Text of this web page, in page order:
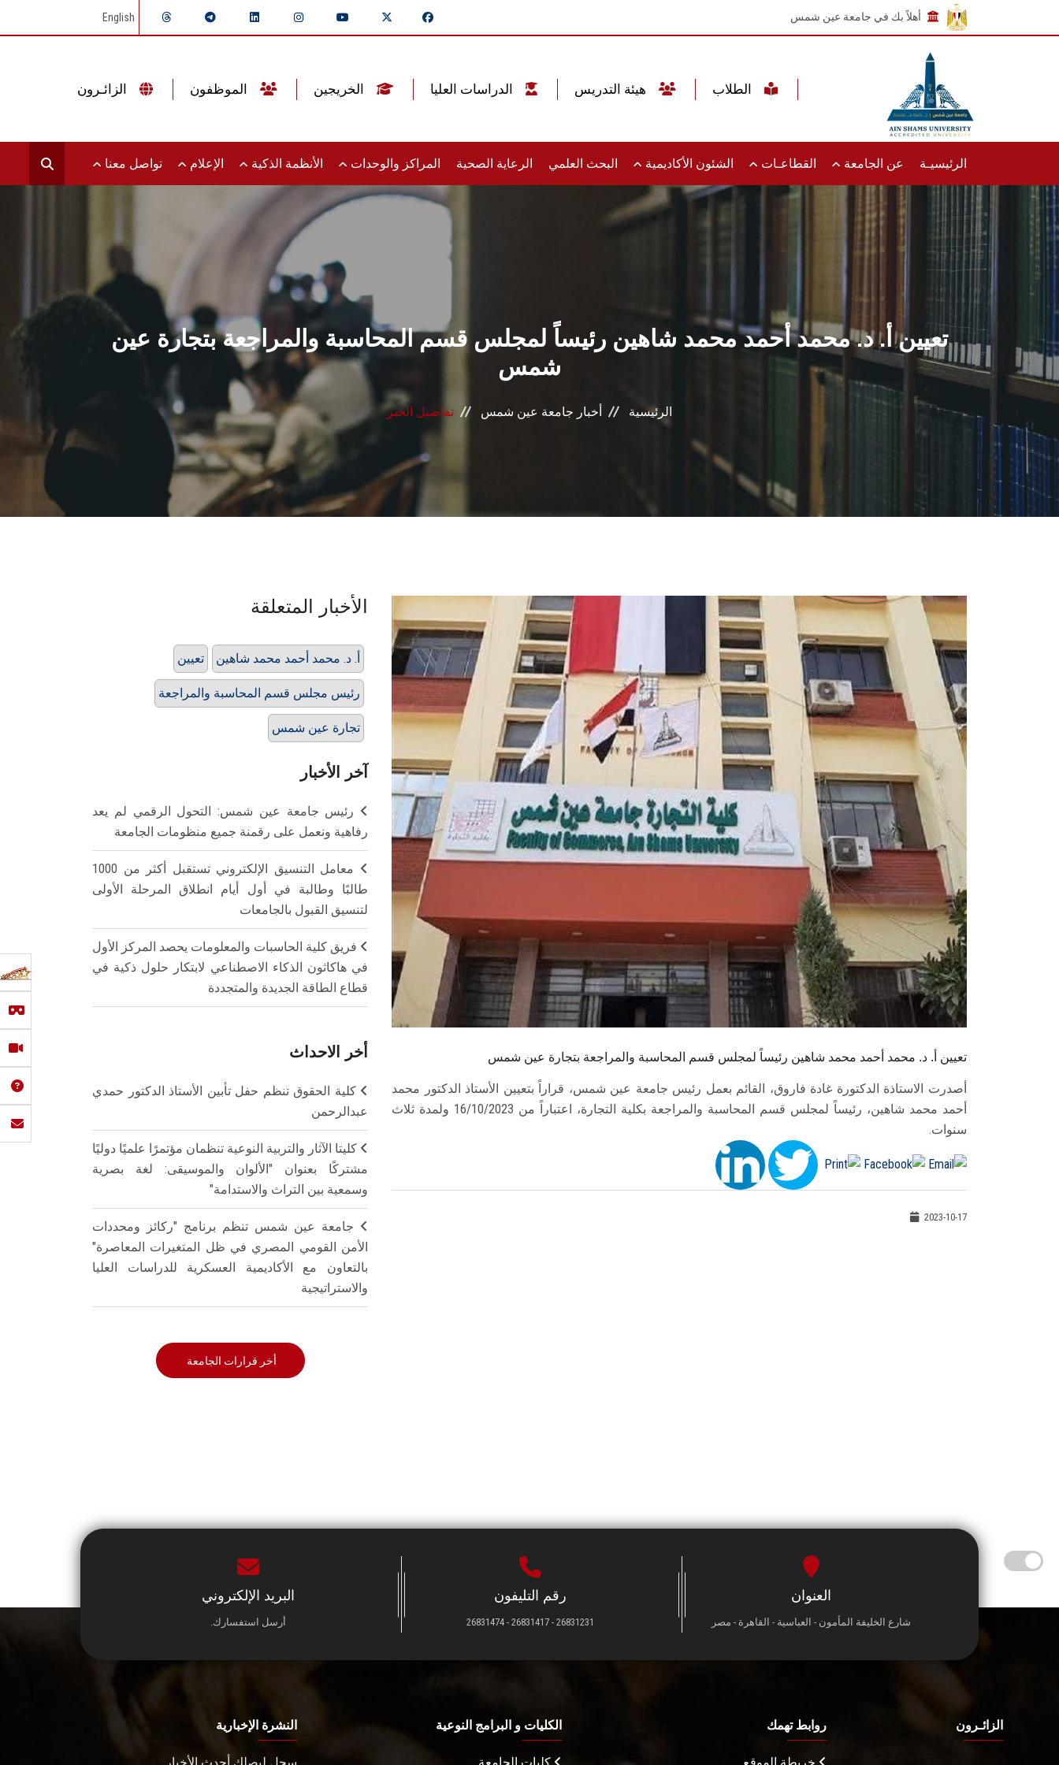
أهلاً بك في جامعة عين شمس English
الرئيسيـة عن الجامعة القطاعـات الشئون الأكاديمية البحث العلمي الرعاية الصحية المراكز والوحدات الأنظمة الذكية الإعلام تواصل معنا
تعيين أ. د. محمد أحمد محمد شاهين رئيساً لمجلس قسم المحاسبة والمراجعة بتجارة عين
شمس
الرئيسية أخبار جامعة عين شمس تفاصيل الخبر
تعيين أ. د. محمد أحمد محمد شاهين رئيساً لمجلس قسم المحاسبة والمراجعة بتجارة عين شمس
أصدرت الاستاذة الدكتورة غادة فاروق، القائم بعمل رئيس جامعة عين شمس، قراراً بتعيين الأستاذ الدكتور محمد
أحمد محمد شاهين، رئيساً لمجلس قسم المحاسبة والمراجعة بكلية التجارة، اعتباراً من 16/10/2023 ولمدة ثلاث
سنوات.
2023-10-17
الأخبار المتعلقة
تعيين أ. د. محمد أحمد محمد شاهين
رئيس مجلس قسم المحاسبة والمراجعة
تجارة عين شمس
آخر الأخبار
رئيس جامعة عين شمس: التحول الرقمي لم يعد
رفاهية ونعمل على رقمنة جميع منظومات الجامعة
معامل التنسيق الإلكتروني تستقبل أكثر من 1000
طالبًا وطالبة في أول أيام انطلاق المرحلة الأولى
لتنسيق القبول بالجامعات
فريق كلية الحاسبات والمعلومات يحصد المركز الأول
في هاكاثون الذكاء الاصطناعي لابتكار حلول ذكية في
قطاع الطاقة الجديدة والمتجددة
أخر الاحداث
كلية الحقوق تنظم حفل تأبين الأستاذ الدكتور حمدي
عبدالرحمن
كليتا الآثار والتربية النوعية تنظمان مؤتمرًا علميًا دوليًا
مشتركًا بعنوان "الألوان والموسيقى: لغة بصرية
وسمعية بين التراث والاستدامة"
جامعة عين شمس تنظم برنامج "ركائز ومحددات
الأمن القومي المصري في ظل المتغيرات المعاصرة"
بالتعاون مع الأكاديمية العسكرية للدراسات العليا
والاستراتيجية
أخر قرارات الجامعة
العنوان
شارع الخليفة المأمون - العباسية - القاهرة - مصر
رقم التليفون
26831231 - 26831417 - 26831474
البريد الإلكتروني
أرسل استفسارك.
الزائـرون روابط تهمك الكليات و البرامج النوعية النشرة الإخبارية